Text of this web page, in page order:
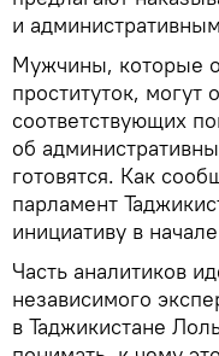
и
Мужчины, которые
проституток, могут
соответствующих
об
готовятся. Как
парламент
инициативу в
Часть аналитиков
независимого
в Таджикистане